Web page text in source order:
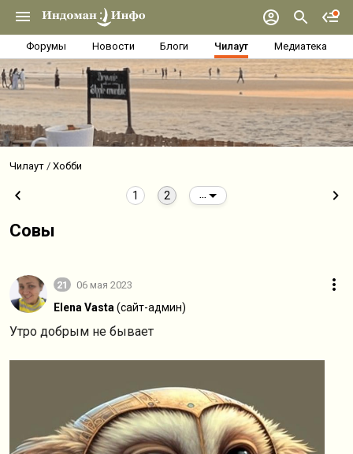
Форумы Новости Блоги Чилаут Медиатека
Чилаут Хобби
1 2
Совы
21 06 мая 2023
Elena Vasta (сайт-админ)
Утро добрым не бывает